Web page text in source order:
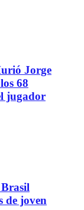
Jorge
68
jugador
de joven